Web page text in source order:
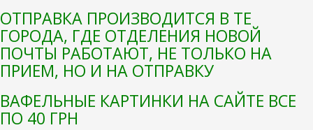
ОТПРАВКА ПРОИЗВОДИТСЯ В ТЕ
ГОРОДА, ГДЕ ОТДЕЛЕНИЯ НОВОЙ
ПОЧТЫ РАБОТАЮТ, НЕ ТОЛЬКО НА
ПРИЕМ, НО И НА ОТПРАВКУ
ВАФЕЛЬНЫЕ КАРТИНКИ НА САЙТЕ ВСЕ
ПО 40 ГРН